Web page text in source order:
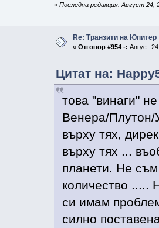
« Последна редакция: Август 24,
Re: Транзити на Юпитер
« Отговор #954 -: Август
Цитат на:
това "винаги"
Венера/
върху тях,
върху тях ...
планети. Не съм
количество .....
си имам
силно